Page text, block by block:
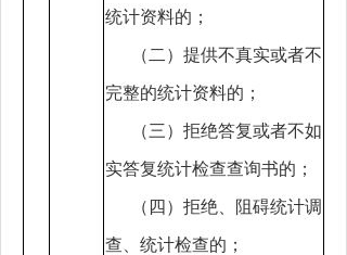
统计资料的；
（二）提供不真实或者不
完整的统计资料的；
（三）拒绝答复或者不如
实答复统计检查查询书的；
（四）拒绝、阻碍统计调
查、统计检查的；